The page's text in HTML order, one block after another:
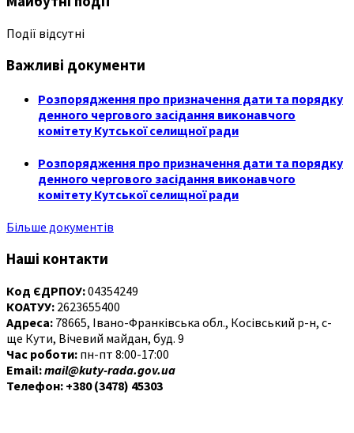
Події відсутні
Важливі документи
Розпорядження про призначення дати та порядку
денного чергового засідання виконавчого
комітету Кутської селищної ради
Розпорядження про призначення дати та порядку
денного чергового засідання виконавчого
комітету Кутської селищної ради
Більше документів
Наші контакти
Код ЄДРПОУ:04354249
КОАТУУ: 2623655400
Адреса: 78665, Івано-Франківська обл., Косівський р-н, с-
ще Кути, Вічевий майдан, буд. 9
Час роботи: пн-пт 8:00-17:00
Email:mail@kuty-rada.gov.ua
Телефон: +380 (3478) 45303